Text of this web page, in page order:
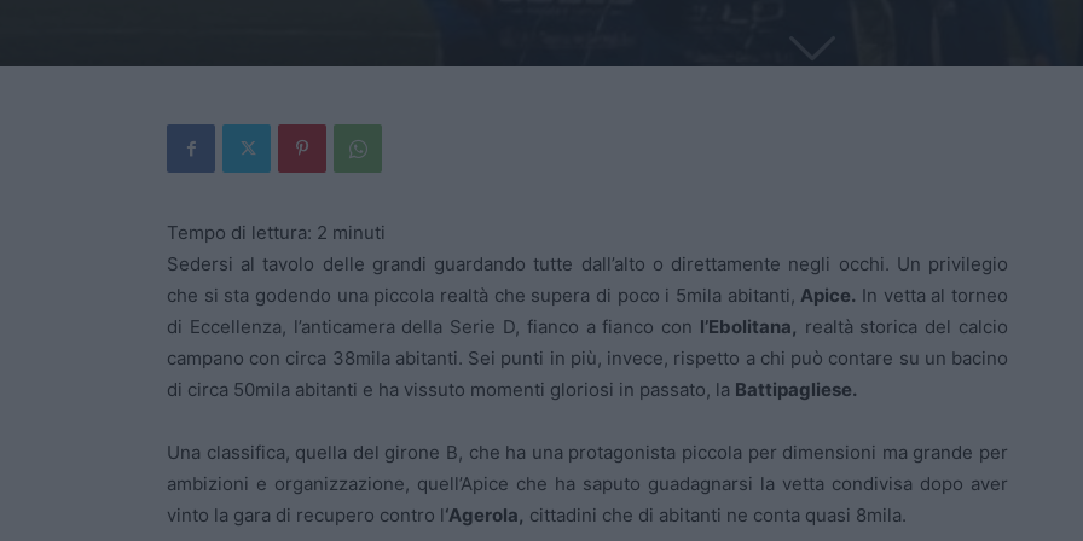
Tempo di lettura: 2 minuti
Sedersi al tavolo delle grandi guardando tutte dall’alto o direttamente negli occhi. Un privilegio
che si sta godendo una piccola realtà che supera di poco i 5mila abitanti,Apice. In vetta al torneo
di Eccellenza, l’anticamera della Serie D, fianco a fianco con l’Ebolitana, realtà storica del calcio
campano con circa 38mila abitanti. Sei punti in più, invece, rispetto a chi può contare su un bacino
di circa 50mila abitanti e ha vissuto momenti gloriosi in passato, la Battipagliese.
Una classifica, quella del girone B, che ha una protagonista piccola per dimensioni ma grande per
ambizioni e organizzazione, quell’Apice che ha saputo guadagnarsi la vetta condivisa dopo aver
vinto la gara di recupero contro l‘Agerola, cittadini che di abitanti ne conta quasi 8mila.